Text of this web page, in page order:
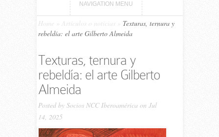
NAVIGATION MENU
Home Artículos o noticias
Texturas, ternura y
rebeldía: el arte Gilberto Almeida
Texturas, ternura y
rebeldía: el arte Gilberto
Almeida
Posted by Socios NCC Iberoamérica on Jul
14, 2025